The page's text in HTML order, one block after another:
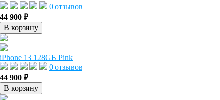
0 отзывов
44 900 ₽
В корзину
iPhone 13 128GB Pink
0 отзывов
44 900 ₽
В корзину